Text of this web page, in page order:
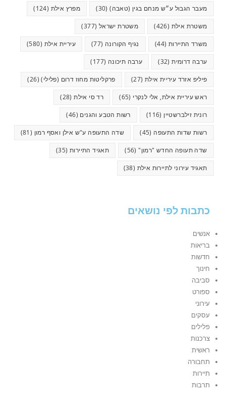
מעבר הגבול ע״ש מנחם בגין (טאבה)(30) מפרץ אילת (124)
משטרת אילת (426) משטרת ישראל (377)
משרד התיירות (44) נגיף הקורונה (77) עיריית אילת (580)
ערבה דרומית(32) ערבה תיכונה (177)
פיליפ אזרד עיריית אילת (27) פרקליטות מחוז דרום (פלילי)(26)
ראש עיריית אילת, אלי לנקרי (65) רד סי אילת(28)
רונית זילברשטיין (116) רשות הטבע והגנים (46)
רשות שדות התעופה (45) שדה התעופה ע"ש אילן ואסף רמון (81)
שדה תעופה החדש "רמון"(56) תאגיד התיירות (35)
תאגיד עירוני לתיירות אילת (38)
כתבות לפי נושאים
אנשים
בריאות
חדשות
חינוך
סביבה
ספורט
עירוני
עסקים
פלילים
צרכנות
ראשית
תחבורה
תיירות
תרבות